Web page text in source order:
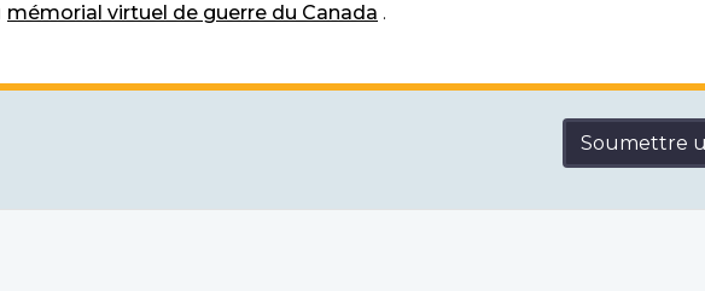
mémorial virtuel de guerre du Canada .
Soumettre